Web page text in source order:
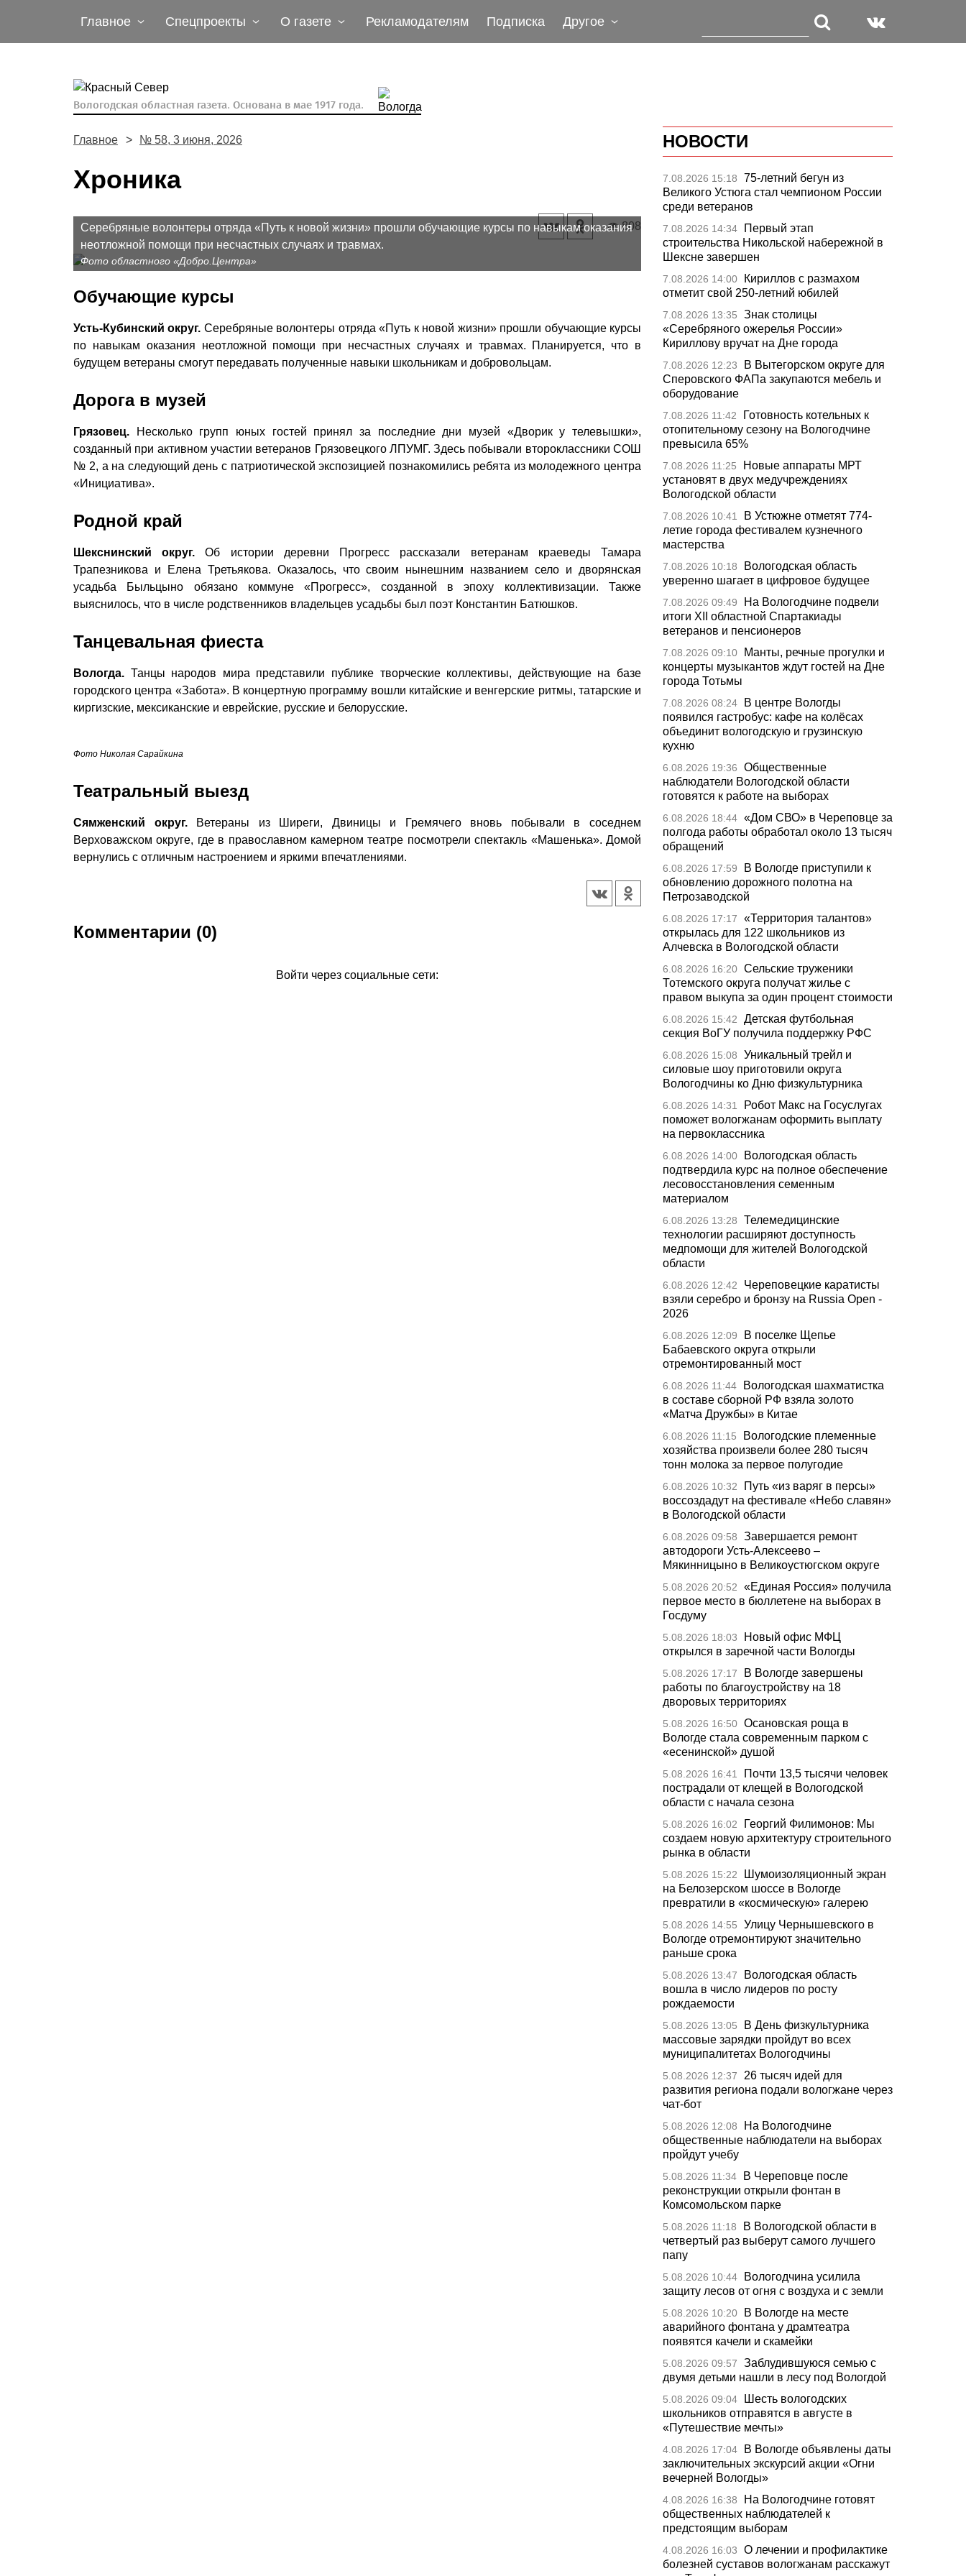
Главное Спецпроекты О газете Рекламодателям Подписка Другое
Вологодская областная газета. Основана в мае 1917 года.
Главное № 58, 3 июня, 2026
Хроника
808
Серебряные волонтеры отряда «Путь к новой жизни» прошли обучающие курсы по навыкам оказания
неотложной помощи при несчастных случаях и травмах.
Фото областного «Добро.Центра»
Обучающие курсы
Усть-Кубинский округ. Серебряные волонтеры отряда «Путь к новой жизни» прошли обучающие курсы
по навыкам оказания неотложной помощи при несчастных случаях и травмах. Планируется, что в
будущем ветераны смогут передавать полученные навыки школьникам и добровольцам.
Дорога в музей
Грязовец. Несколько групп юных гостей принял за последние дни музей «Дворик у телевышки»,
созданный при активном участии ветеранов Грязовецкого ЛПУМГ. Здесь побывали второклассники СОШ
№ 2, а на следующий день с патриотической экспозицией познакомились ребята из молодежного центра
«Инициатива».
Родной край
Шекснинский округ. Об истории деревни Прогресс рассказали ветеранам краеведы Тамара
Трапезникова и Елена Третьякова. Оказалось, что своим нынешним названием село и дворянская
усадьба Быльцыно обязано коммуне «Прогресс», созданной в эпоху коллективизации. Также
выяснилось, что в числе родственников владельцев усадьбы был поэт Константин Батюшков.
Танцевальная фиеста
Вологда. Танцы народов мира представили публике творческие коллективы, действующие на базе
городского центра «Забота». В концертную программу вошли китайские и венгерские ритмы, татарские и
киргизские, мексиканские и еврейские, русские и белорусские.
Фото Николая Сарайкина
Театральный выезд
Сямженский округ.Ветераны из Ширеги, Двиницы и Гремячего вновь побывали в соседнем
Верховажском округе, где в православном камерном театре посмотрели спектакль «Машенька». Домой
вернулись с отличным настроением и яркими впечатлениями.
Комментарии (0)
Войти через социальные сети:
НОВОСТИ
7.08.2026 15:18
75-летний бегун из
Великого Устюга стал чемпионом России
среди ветеранов
7.08.2026 14:34
Первый этап
строительства Никольской набережной в
Шексне завершен
7.08.2026 14:00
Кириллов с размахом
отметит свой 250-летний юбилей
7.08.2026 13:35
Знак столицы
«Серебряного ожерелья России»
Кириллову вручат на Дне города
7.08.2026 12:23
В Вытегорском округе для
Сперовского ФАПа закупаются мебель и
оборудование
7.08.2026 11:42
Готовность котельных к
отопительному сезону на Вологодчине
превысила 65%
7.08.2026 11:25
Новые аппараты МРТ
установят в двух медучреждениях
Вологодской области
7.08.2026 10:41
В Устюжне отметят 774-
летие города фестивалем кузнечного
мастерства
7.08.2026 10:18
Вологодская область
уверенно шагает в цифровое будущее
7.08.2026 09:49
На Вологодчине подвели
итоги XII областной Спартакиады
ветеранов и пенсионеров
7.08.2026 09:10
Манты, речные прогулки и
концерты музыкантов ждут гостей на Дне
города Тотьмы
7.08.2026 08:24
В центре Вологды
появился гастробус: кафе на колёсах
объединит вологодскую и грузинскую
кухню
6.08.2026 19:36
Общественные
наблюдатели Вологодской области
готовятся к работе на выборах
6.08.2026 18:44 «Дом СВО» в Череповце за
полгода работы обработал около 13 тысяч
обращений
6.08.2026 17:59
В Вологде приступили к
обновлению дорожного полотна на
Петрозаводской
6.08.2026 17:17
«Территория талантов»
открылась для 122 школьников из
Алчевска в Вологодской области
6.08.2026 16:20 Сельские труженики
Тотемского округа получат жилье с
правом выкупа за один процент стоимости
6.08.2026 15:42
Детская футбольная
секция ВоГУ получила поддержку РФС
6.08.2026 15:08
Уникальный трейл и
силовые шоу приготовили округа
Вологодчины ко Дню физкультурника
6.08.2026 14:31
Робот Макс на Госуслугах
поможет вологжанам оформить выплату
на первоклассника
6.08.2026 14:00
Вологодская область
подтвердила курс на полное обеспечение
лесовосстановления семенным
материалом
6.08.2026 13:28
Телемедицинские
технологии расширяют доступность
медпомощи для жителей Вологодской
области
6.08.2026 12:42
Череповецкие каратисты
взяли серебро и бронзу на Russia Open -
2026
6.08.2026 12:09
В поселке Щепье
Бабаевского округа открыли
отремонтированный мост
6.08.2026 11:44
Вологодская шахматистка
в составе сборной РФ взяла золото
«Матча Дружбы» в Китае
6.08.2026 11:15
Вологодские племенные
хозяйства произвели более 280 тысяч
тонн молока за первое полугодие
6.08.2026 10:32
Путь «из варяг в персы»
воссоздадут на фестивале «Небо славян»
в Вологодской области
6.08.2026 09:58
Завершается ремонт
автодороги Усть-Алексеево –
Мякинницыно в Великоустюгском округе
5.08.2026 20:52
«Единая Россия» получила
первое место в бюллетене на выборах в
Госдуму
5.08.2026 18:03
Новый офис МФЦ
открылся в заречной части Вологды
5.08.2026 17:17
В Вологде завершены
работы по благоустройству на 18
дворовых территориях
5.08.2026 16:50 Осановская роща в
Вологде стала современным парком с
«есенинской» душой
5.08.2026 16:41
Почти 13,5 тысячи человек
пострадали от клещей в Вологодской
области с начала сезона
5.08.2026 16:02
Георгий Филимонов: Мы
создаем новую архитектуру строительного
рынка в области
5.08.2026 15:22
Шумоизоляционный экран
на Белозерском шоссе в Вологде
превратили в «космическую» галерею
5.08.2026 14:55
Улицу Чернышевского в
Вологде отремонтируют значительно
раньше срока
5.08.2026 13:47
Вологодская область
вошла в число лидеров по росту
рождаемости
5.08.2026 13:05
В День физкультурника
массовые зарядки пройдут во всех
муниципалитетах Вологодчины
5.08.2026 12:37
26 тысяч идей для
развития региона подали вологжане через
чат-бот
5.08.2026 12:08
На Вологодчине
общественные наблюдатели на выборах
пройдут учебу
5.08.2026 11:34
В Череповце после
реконструкции открыли фонтан в
Комсомольском парке
5.08.2026 11:18
В Вологодской области в
четвертый раз выберут самого лучшего
папу
5.08.2026 10:44
Вологодчина усилила
защиту лесов от огня с воздуха и с земли
5.08.2026 10:20
В Вологде на месте
аварийного фонтана у драмтеатра
появятся качели и скамейки
5.08.2026 09:57
Заблудившуюся семью с
двумя детьми нашли в лесу под Вологдой
5.08.2026 09:04
Шесть вологодских
школьников отправятся в августе в
«Путешествие мечты»
4.08.2026 17:04
В Вологде объявлены даты
заключительных экскурсий акции «Огни
вечерней Вологды»
4.08.2026 16:38
На Вологодчине готовят
общественных наблюдателей к
предстоящим выборам
4.08.2026 16:03
О лечении и профилактике
болезней суставов вологжанам расскажут